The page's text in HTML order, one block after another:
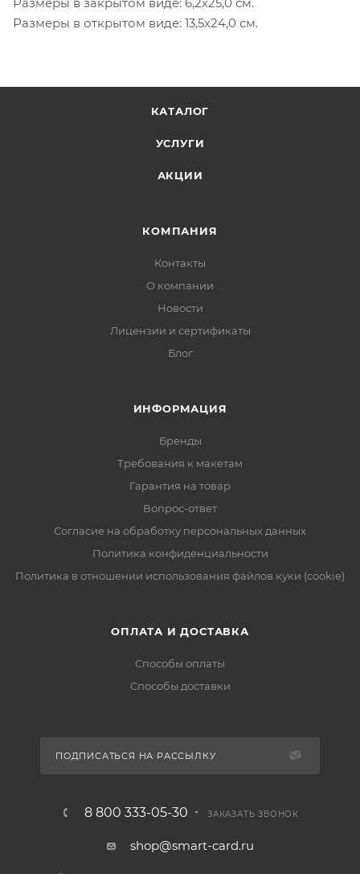
Размеры в открытом виде: 13,5х24,0 см.
КАТАЛОГ
УСЛУГИ
АКЦИИ
КОМПАНИЯ
Контакты
О компании
Новости
Лицензии и сертификаты
Блог
ИНФОРМАЦИЯ
Бренды
Требования к макетам
Гарантия на товар
Вопрос-ответ
Согласие на обработку персональных данных
Политика конфиденциальности
Политика в отношении использования файлов куки (cookie)
ОПЛАТА И ДОСТАВКА
Способы оплаты
Способы доставки
ПОДПИСАТЬСЯ НА РАССЫЛКУ
8 800 333-05-30 ЗАКАЗАТЬ ЗВОНОК
shop@smart-card.ru